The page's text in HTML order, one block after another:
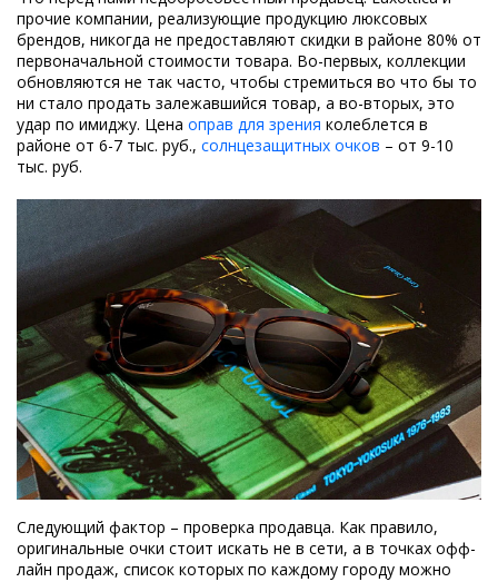
прочие компании, реализующие продукцию люксовых
брендов, никогда не предоставляют скидки в районе 80% от
первоначальной стоимости товара. Во-первых, коллекции
обновляются не так часто, чтобы стремиться во что бы то
ни стало продать залежавшийся товар, а во-вторых, это
удар по имиджу. Цена оправ для зрения колеблется в
районе от 6-7 тыс. руб., солнцезащитных очков – от 9-10
тыс. руб.
Следующий фактор – проверка продавца. Как правило,
оригинальные очки стоит искать не в сети, а в точках офф-
лайн продаж, список которых по каждому городу можно